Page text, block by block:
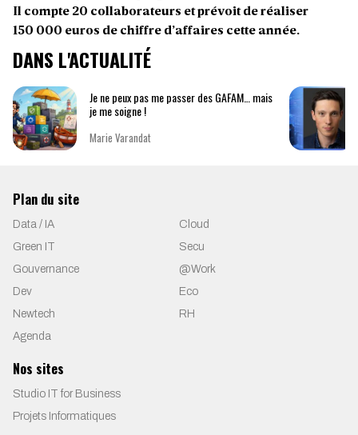
Il compte 20 collaborateurs et prévoit de réaliser
150 000 euros de chiffre d’affaires cette année.
DANS L'ACTUALITÉ
Je ne peux pas me passer des GAFAM… mais
je me soigne !
Marie Varandat
Plan du site
Data / IA
Cloud
Green IT
Secu
Gouvernance
@Work
Dev
Eco
Newtech
RH
Agenda
Nos sites
Studio IT for Business
Projets Informatiques